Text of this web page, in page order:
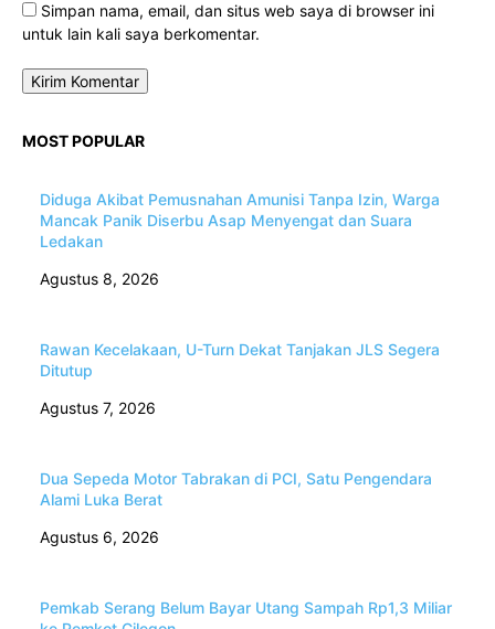
Simpan nama, email, dan situs web saya di browser ini
untuk lain kali saya berkomentar.
MOST POPULAR
Diduga Akibat Pemusnahan Amunisi Tanpa Izin, Warga
Mancak Panik Diserbu Asap Menyengat dan Suara
Ledakan
Agustus 8, 2026
Rawan Kecelakaan, U-Turn Dekat Tanjakan JLS Segera
Ditutup
Agustus 7, 2026
Dua Sepeda Motor Tabrakan di PCI, Satu Pengendara
Alami Luka Berat
Agustus 6, 2026
Pemkab Serang Belum Bayar Utang Sampah Rp1,3 Miliar